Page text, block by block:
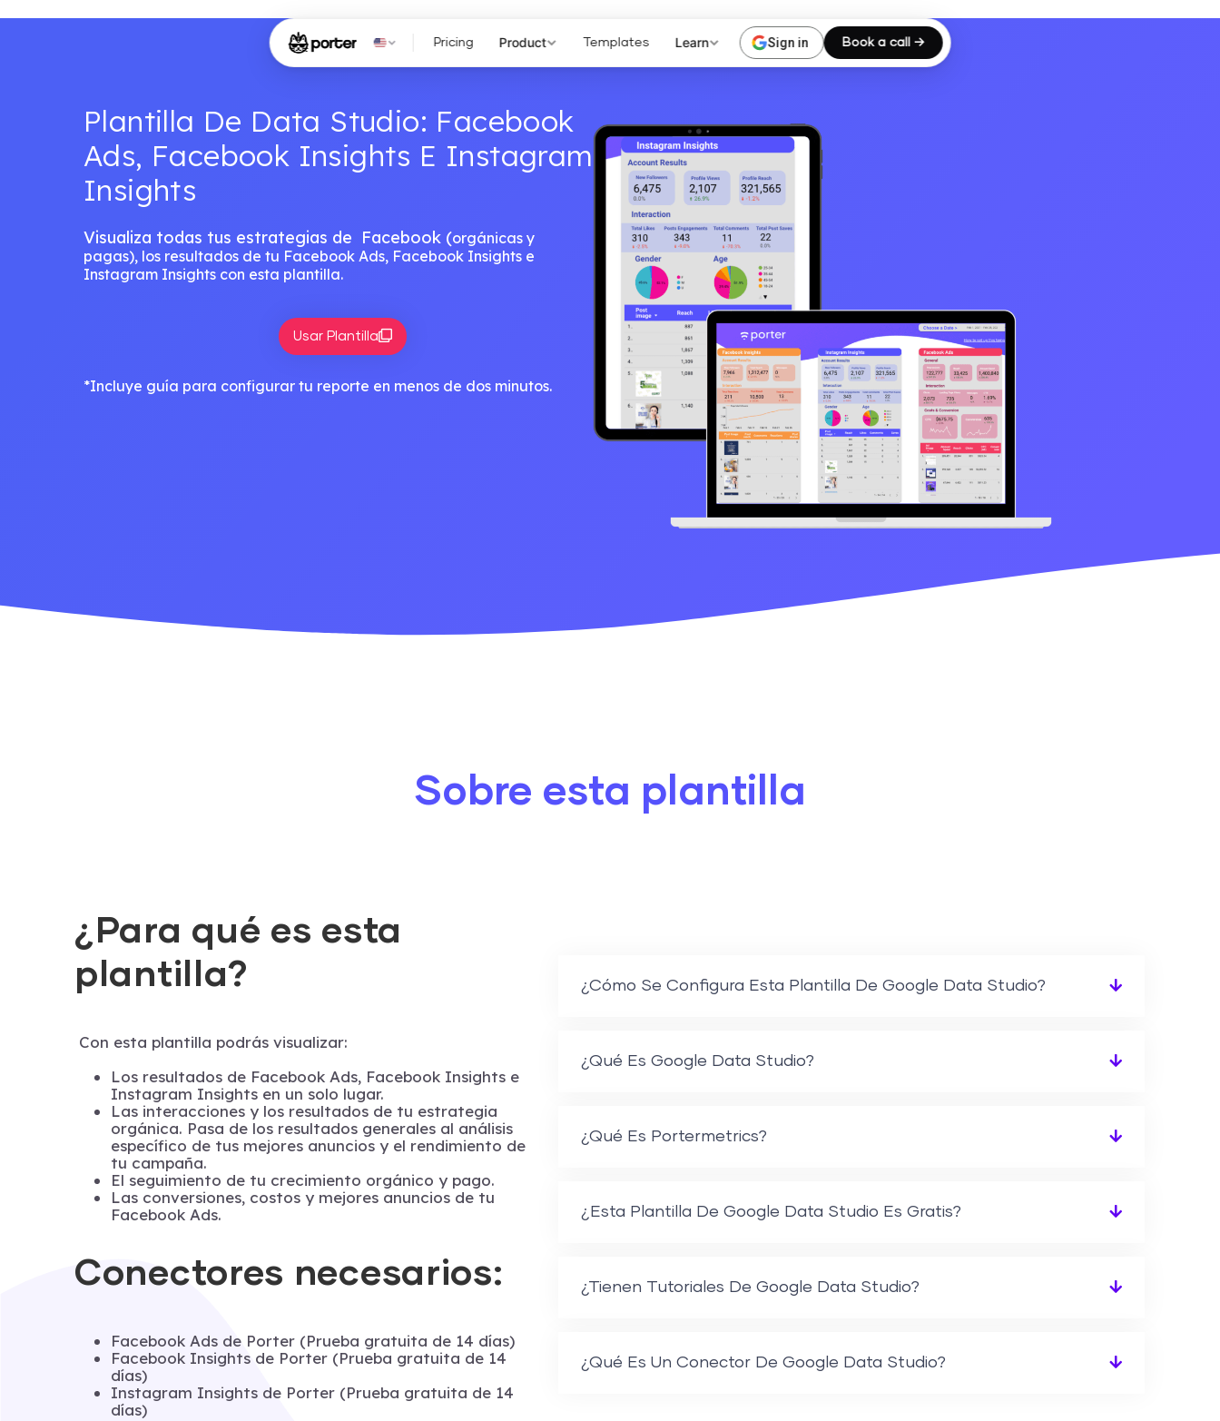
Pricing Product Templates Learn Sign in Book a call →
Plantilla De Data Studio: Facebook
Ads, Facebook Insights E Instagram
Insights
Visualiza todas tus estrategias de Facebook (orgánicas y
pagas), los resultados de tu Facebook Ads, Facebook Insights e
Instagram Insights con esta plantilla.
Usar Plantilla
*Incluye guía para configurar tu reporte en menos de dos minutos.
Sobre esta plantilla
¿Para qué es esta
plantilla?
Con esta plantilla podrás visualizar:
Los resultados de Facebook Ads, Facebook Insights e
Instagram Insights en un solo lugar.
Las interacciones y los resultados de tu estrategia
orgánica. Pasa de los resultados generales al análisis
específico de tus mejores anuncios y el rendimiento de
tu campaña.
El seguimiento de tu crecimiento orgánico y pago.
Las conversiones, costos y mejores anuncios de tu
Facebook Ads.
Conectores necesarios:
Facebook Ads de Porter (Prueba gratuita de 14 días)
Facebook Insights de Porter (Prueba gratuita de 14
días)
Instagram Insights de Porter (Prueba gratuita de 14
días)
¿Cómo Se Configura Esta Plantilla De Google Data Studio?
¿Qué Es Google Data Studio?
¿Qué Es Portermetrics?
¿Esta Plantilla De Google Data Studio Es Gratis?
¿Tienen Tutoriales De Google Data Studio?
¿Qué Es Un Conector De Google Data Studio?